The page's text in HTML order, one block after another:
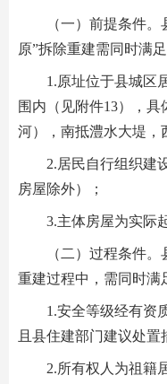
（一）前提条件
原”拆除重建需同时满
1.原址位于县城区
围内（见附件13），
河），南抵澧水大堤，
2.居民自行组织建
房屋除外）；
3.主体房屋为实际
（二）过程条件
重建过程中，需同时满
1.安全等级经有资
且县住建部门建议处置
2.所有权人为祖籍